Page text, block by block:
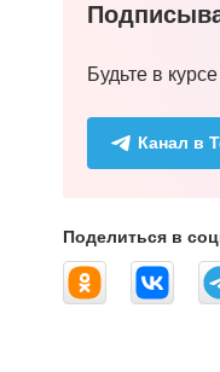
Будьте в
Канал в
Поделиться в